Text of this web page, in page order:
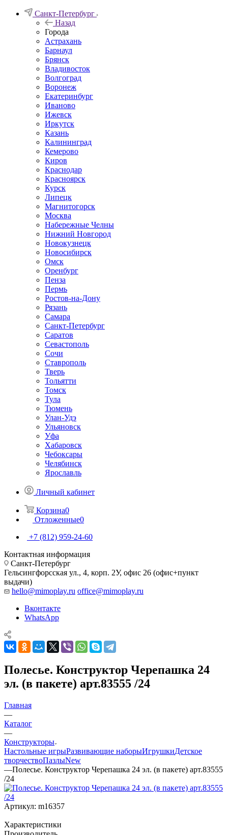
Санкт-Петербург
Назад
Города
Астрахань
Барнаул
Брянск
Владивосток
Волгоград
Воронеж
Екатеринбург
Иваново
Ижевск
Иркутск
Казань
Калининград
Кемерово
Киров
Краснодар
Красноярск
Курск
Липецк
Магнитогорск
Москва
Набережные Челны
Нижний Новгород
Новокузнецк
Новосибирск
Омск
Оренбург
Пенза
Пермь
Ростов-на-Дону
Рязань
Самара
Санкт-Петербург
Саратов
Севастополь
Сочи
Ставрополь
Тверь
Тольятти
Томск
Тула
Тюмень
Улан-Удэ
Ульяновск
Уфа
Хабаровск
Чебоксары
Челябинск
Ярославль
Личный кабинет
Корзина0
Отложенные0
+7 (812) 959-24-60
Контактная информация
Санкт-Петербург
Гельсингфорсская ул., 4, корп. 2У, офис 26 (офис+пункт
выдачи)
hello@mimoplay.ru office@mimoplay.ru
Вконтакте
WhatsApp
Полесье. Конструктор Черепашка 24
эл. (в пакете) арт.83555 /24
Главная
—
Каталог
—
Конструкторы
Настольные игрыРазвивающие наборыИгрушкиДетское
творчествоПазлыNew
—Полесье. Конструктор Черепашка 24 эл. (в пакете) арт.83555
/24
Артикул: m16357
Характеристики